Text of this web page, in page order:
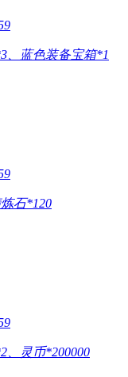
、蓝色装备宝箱*1
石*120
、灵币*200000